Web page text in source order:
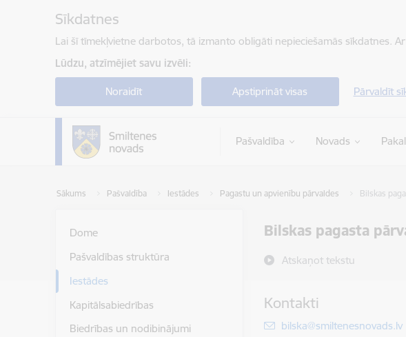
Sīkdatnes
Lai šī tīmekļvietne darbotos, tā izmanto obligāti nepieciešamās sīkdatnes.
Lūdzu, atzīmējiet savu izvēli:
Noraidīt Apstiprināt visas Pārvaldīt
Pašvaldība Novads
Sākums Pašvaldība Iestādes Pagastu un apvienību pārvaldes Bilskas
Bilskas pagasta
Atskaņot tekstu
Dome
Pašvaldības struktūra
Iestādes
Kapitālsabiedrības
Biedrības un nodibinājumi
Kontakti
E-pasts:
bilska@smiltenesnovads.lv